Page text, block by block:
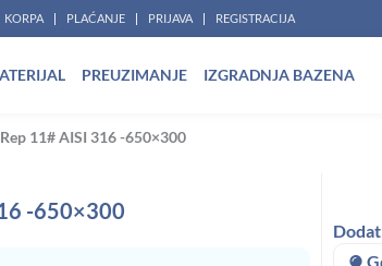
KORPA PLAĆANJE PRIJAVA REGISTRACIJA
PREUZIMANJE IZGRADNJA BAZENA
11# AISI 316 -650×300
-650×300